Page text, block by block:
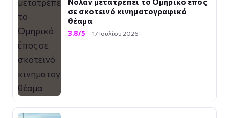
σε σκοτεινό κινηματογραφικό
θέαμα
3.8/5— 17 Ιουλίου 2026